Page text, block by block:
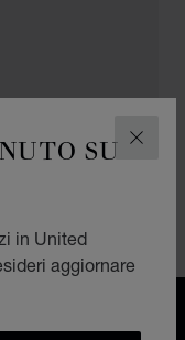
SU
in United
aggiornare